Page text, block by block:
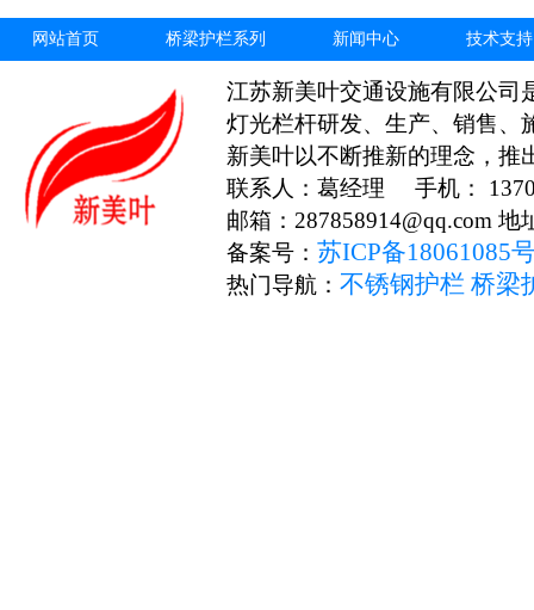
网站首页 桥梁护栏系列 新闻中心 技术支持
江苏新美叶交通设施有限公司
灯光栏杆研发、生产、销售、
新美叶以不断推新的理念，推
联系人：葛经理 手机：
邮箱：287858914@qq.com
备案号： 苏ICP备18061085
热门导航： 不锈钢护栏 桥梁